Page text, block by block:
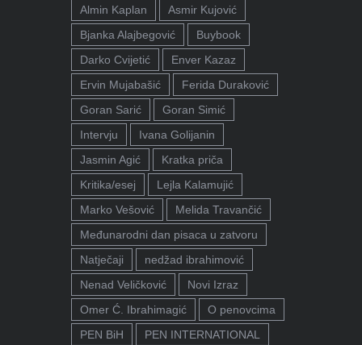
Almin Kaplan
Asmir Kujović
Bjanka Alajbegović
Buybook
Darko Cvijetić
Enver Kazaz
Ervin Mujabašić
Ferida Duraković
Goran Sarić
Goran Simić
Intervju
Ivana Golijanin
Jasmin Agić
Kratka priča
Kritika/esej
Lejla Kalamujić
Marko Vešović
Melida Travančić
Međunarodni dan pisaca u zatvoru
Natječaji
nedžad ibrahimović
Nenad Veličković
Novi Izraz
Omer Ć. Ibrahimagić
O penovcima
PEN BiH
PEN INTERNATIONAL